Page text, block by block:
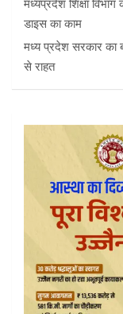
मध्यप्रदेश शिक्षा
डाइस का काम
मध्य प्रदेश सरकार का
से राहत